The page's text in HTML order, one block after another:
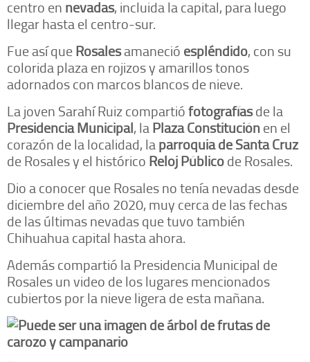
centro en nevadas, incluida la capital, para luego
llegar hasta el centro-sur.
Fue así queRosalesamaneció espléndido, con su
colorida plaza en rojizos y amarillos tonos
adornados con marcos blancos de nieve.
La joven Sarahí Ruiz compartiófotografíasde la
Presidencia Municipal, laPlaza Constituciónen el
corazón de la localidad, laparroquia de Santa Cruz
de Rosales y el histórico Reloj Públicode Rosales.
Dio a conocer que Rosales no tenía nevadas desde
diciembre del año 2020, muy cerca de las fechas
de las últimas nevadas que tuvo también
Chihuahua capital hasta ahora.
Además compartió la Presidencia Municipal de
Rosales un video de los lugares mencionados
cubiertos por la nieve ligera de esta mañana.